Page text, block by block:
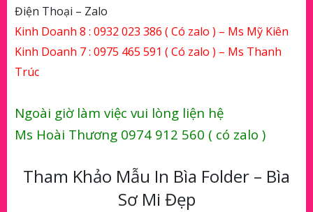
Điện Thoại – Zalo
Kinh Doanh 8 : 0932 023 386 ( Có zalo ) – Ms Mỹ Kiên
Kinh Doanh 7 : 0975 465 591 ( Có zalo ) – Ms Thanh
Trúc
Ngoài giờ làm việc vui lòng liện hệ
Ms Hoài Thương 0974 912 560 ( có zalo )
Tham Khảo Mẫu In Bìa Folder – Bìa
Sơ Mi Đẹp